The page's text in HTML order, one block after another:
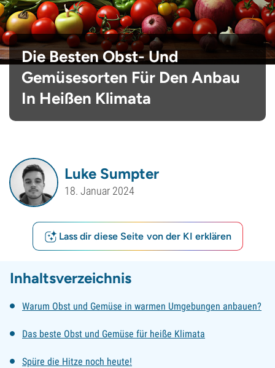
Die Besten Obst- Und
Gemüsesorten Für Den Anbau
In Heißen Klimata
Luke Sumpter
18. Januar 2024
Lass dir diese Seite von der KI erklären
Inhaltsverzeichnis
Warum Obst und Gemüse in warmen Umgebungen anbauen?
Das beste Obst und Gemüse für heiße Klimata
Spüre die Hitze noch heute!